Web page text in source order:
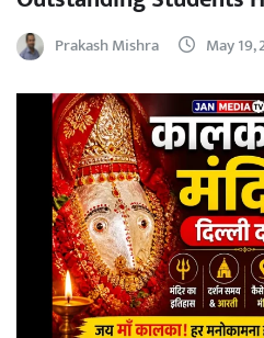
Prakash Mishra May 19,